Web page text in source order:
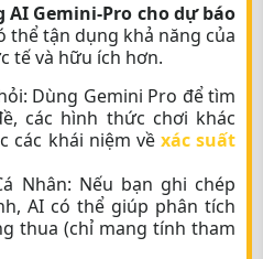
AI Gemini-Pro cho dự báo
thể tận dụng khả năng của
tế và hữu ích hơn.
Dùng Gemini Pro để tìm
các hình thức chơi khác
các khái niệm về xác suất
Nhân: Nếu bạn ghi chép
AI có thể giúp phân tích
thua (chỉ mang tính tham